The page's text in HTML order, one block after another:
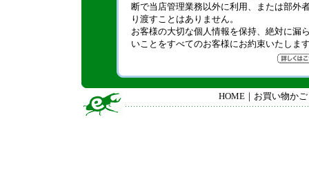
断で当店管理業務以外に利用、または部外
り渡すことはありません。
お客様の大切な個人情報を保持、絶対に漏
いことをすべてのお客様にお約束いたしま
HOME ｜ お買い物かご